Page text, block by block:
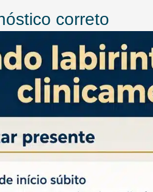
correto